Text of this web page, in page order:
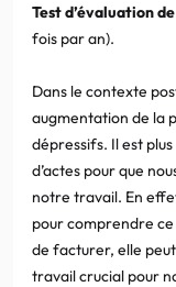
Test d’évaluation
fois par an).
Dans le contexte
augmentation de la
dépressifs. Il est
d’actes pour que
notre travail. En
pour comprendre ce
de facturer, elle
travail crucial pour